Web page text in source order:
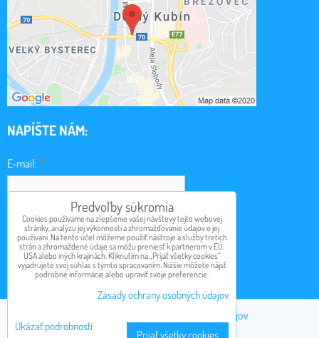
NAPÍŠTE NÁM:
E-mail:*
Obsah:*
Zásady ochrany osobných údajov
Predvoľby súkromia
Cookies používame na zlepšenie vašej návštevy tejto webovej
stránky, analýzu jej výkonnosti a zhromažďovanie údajov o jej
používaní. Na tento účel môžeme použiť nástroje a služby tretích
strán a zhromaždené údaje sa môžu preniesť k partnerom v EÚ,
USA alebo iných krajinách. Kliknutím na „Prijať všetky cookies“
vyjadrujete svoj súhlas s týmto spracovaním. Nižšie môžete nájsť
podrobné informácie alebo upraviť svoje preferencie.
Zásady ochrany osobných údajov
Ukázať podrobnosti
Prijať všetky cookies